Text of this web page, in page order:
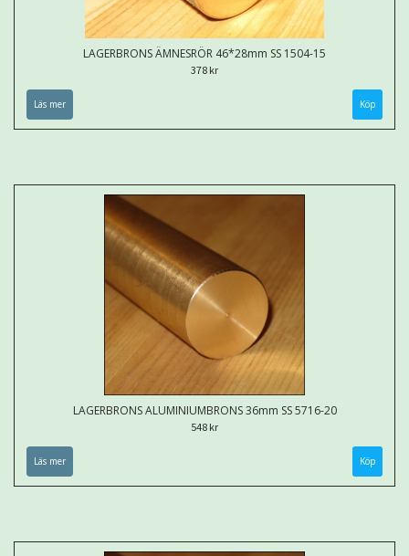
LAGERBRONS ÄMNESRÖR 46*28mm SS 1504-15
378 kr
Läs mer Köp
LAGERBRONS ALUMINIUMBRONS 36mm SS 5716-20
548 kr
Läs mer Köp